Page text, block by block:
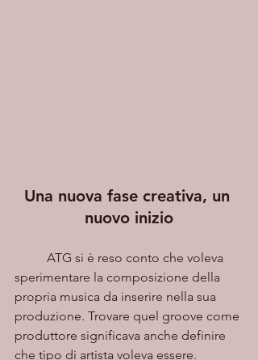
Una nuova fase creativa, un
nuovo inizio
sperimentare la composizione della
propria musica da inserire nella sua
produzione. Trovare quel groove come
produttore significava anche definire
che tipo di artista voleva essere.